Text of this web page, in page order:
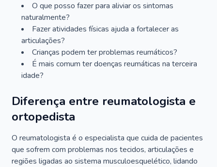
O que posso fazer para aliviar os sintomas
naturalmente?
Fazer atividades físicas ajuda a fortalecer as
articulações?
Crianças podem ter problemas reumáticos?
É mais comum ter doenças reumáticas na terceira
idade?
Diferença entre reumatologista e
ortopedista
O reumatologista é o especialista que cuida de pacientes
que sofrem com problemas nos tecidos, articulações e
regiões ligadas ao sistema musculoesquelético, lidando